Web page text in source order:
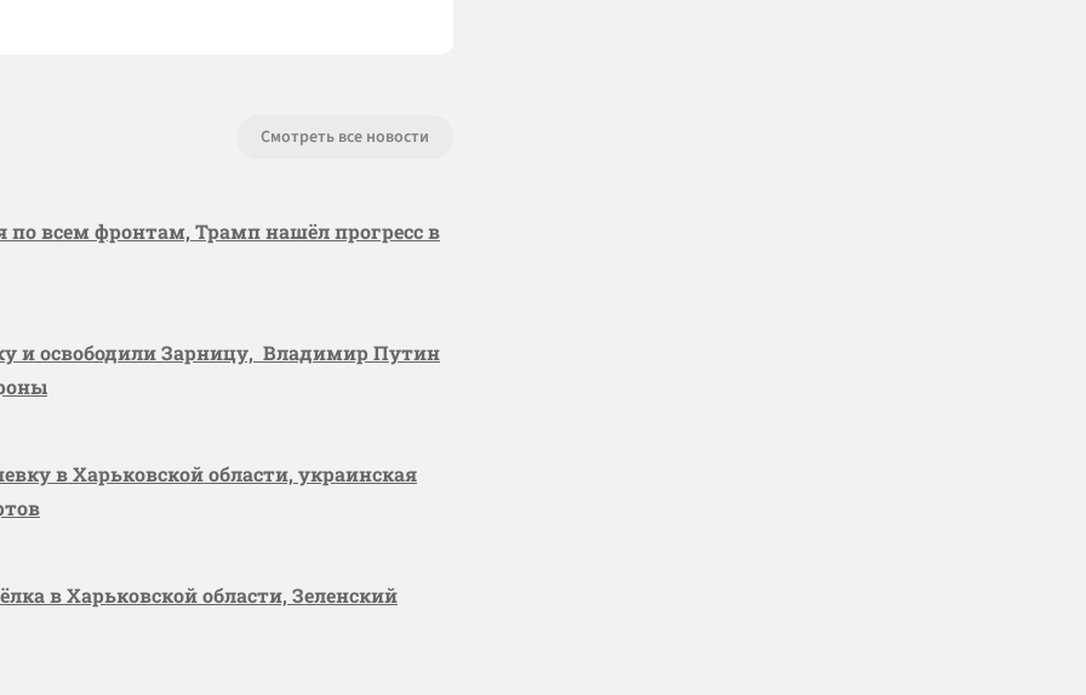
Смотреть все новости
по всем фронтам, Трамп нашёл прогресс в
и освободили Зарницу, Владимир Путин
в Харьковской области, украинская
в Харьковской области, Зеленский